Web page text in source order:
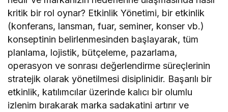
kritik bir rol oynar? Etkinlik Yönetimi, bir etkinlik
(konferans, lansman, fuar, seminer, konser vb.)
konseptinin belirlenmesinden başlayarak, tüm
planlama, lojistik, bütçeleme, pazarlama,
operasyon ve sonrası değerlendirme süreçlerinin
stratejik olarak yönetilmesi disiplinidir. Başarılı bir
etkinlik, katılımcılar üzerinde kalıcı bir olumlu
izlenim bırakarak marka sadakatini artırır ve